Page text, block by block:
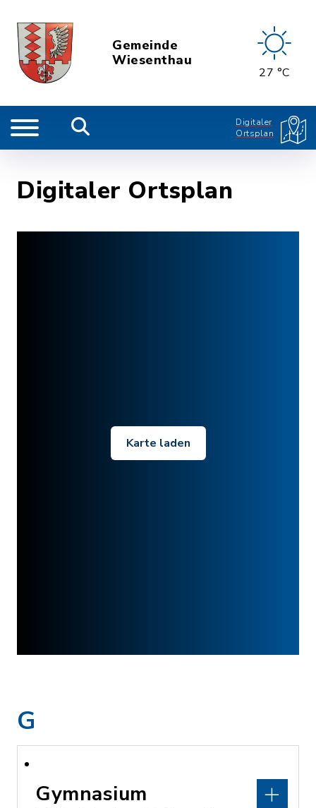
Gemeinde
Wiesenthau
27 °C
Digitaler
Ortsplan
Digitaler Ortsplan
Karte laden
G
Gymnasium